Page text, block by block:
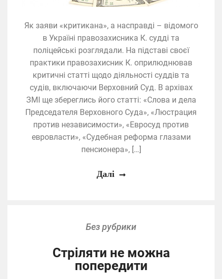
Як заяви «критикана», а насправді – відомого
в Україні правозахисника К. судді та
поліцейські розглядали. На підставі своєї
практики правозахисник К. оприлюднював
критичні статті щодо діяльності суддів та
судів, включаючи Верховний Суд. В архівах
ЗМІ ще збереглись його статті: «Слова и дела
Председателя Верховного Суда», «Люстрация
против независимости», «Евросуд против
евровласти», «Судебная реформа глазами
пенсионера», […]
Далі
Без рубрики
Стріляти не можна
попередити